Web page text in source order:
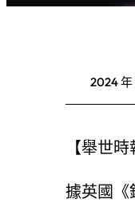
2024 年
【舉世
據英國《